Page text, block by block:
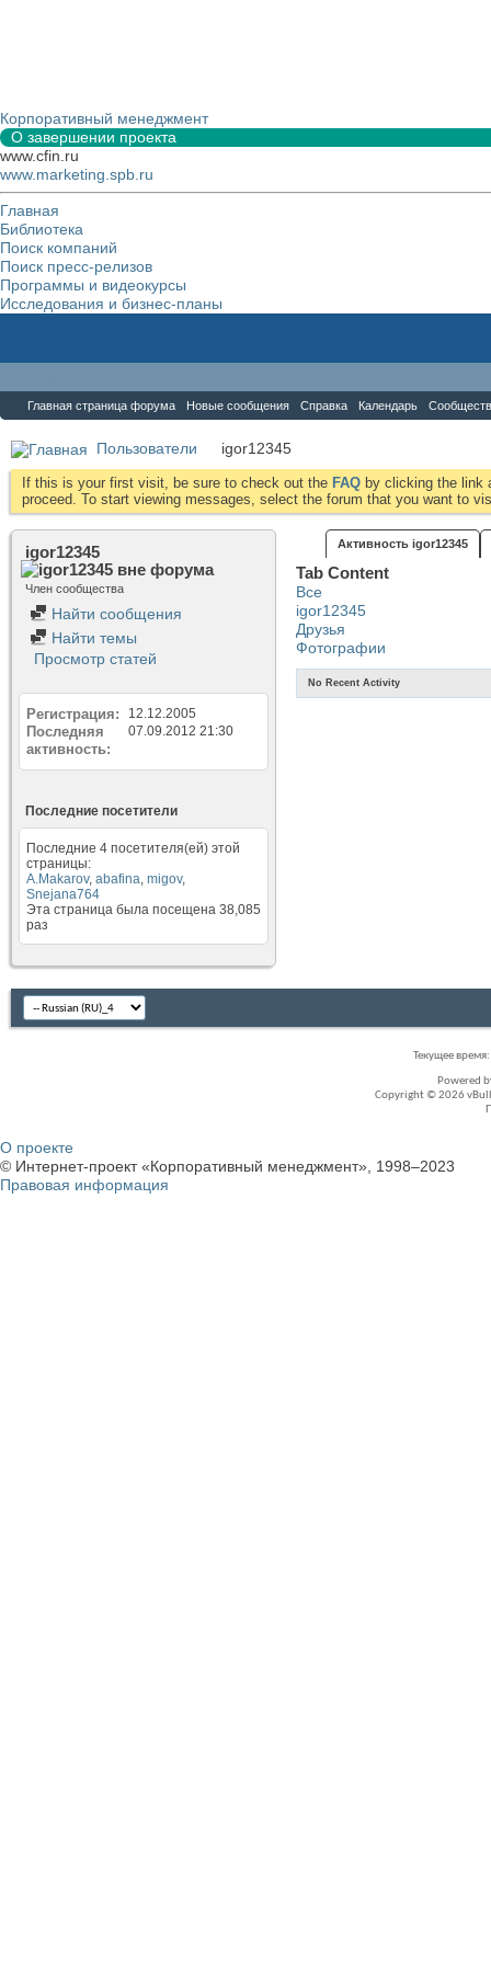
Корпоративный менеджмент
О завершении проекта
www.cfin.ru
www.marketing.spb.ru
Главная
Библиотека
Поиск компаний
Поиск пресс-релизов
Программы и видеокурсы
Исследования и бизнес-планы
Главная страница форума Новые сообщения Справка Календарь
Пользователи igor12345
If this is your first visit, be sure to check out the FAQ by clicking the link
proceed. To start viewing messages, select the forum that you want to
igor12345
Член сообщества
Найти сообщения
Найти темы
Просмотр статей
Регистрация 12.12.2005
Последняя
активность
07.09.2012 21:30
Последние посетители
Последние 4 посетителя(ей) этой
страницы:
A.Makarov, abafina, migov,
Snejana764
Эта страница была посещена 38,085
раз
Активность igor12345
Tab Content
Все
igor12345
Друзья
Фотографии
No Recent Activity
Текущее время:
Powered
Copyright © 2026
О проекте
© Интернет-проект «Корпоративный менеджмент», 1998–2023
Правовая информация